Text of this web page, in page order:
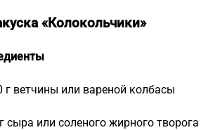
«Колокольчики»
г ветчины или вареной колбасы
сыра или соленого жирного творога